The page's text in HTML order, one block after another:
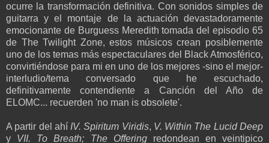
ocurre la transformación definitiva. Con sonidos simples de
guitarra y el montaje de la actuación devastadoramente
emocionante de Burguess Meredith tomada del episodio 65
de The Twilight Zone, estos músicos crean posiblemente
uno de los temas más espectaculares del Black Atmosférico,
convirtiéndose para mi en uno de los mejores -sino el mejor-
interludio/tema conversado que he escuchado,
definitivamente contendiente a Canción del Año de
ELOMC... recuerden 'no man is obsolete'.
A partir del ahí IV. Spiritum Viridis, V. Within The Lucid Deep
y VII. To Breath; The Offeringredondean en veintipico